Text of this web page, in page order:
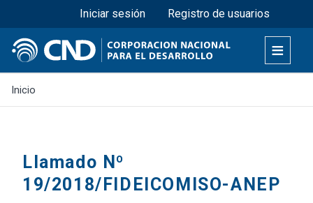
Pasar
al
contenido
principal
Menú superior
Iniciar sesión Registro de usuarios
Inicio
Llamado Nº
19/2018/FIDEICOMISO-ANEP